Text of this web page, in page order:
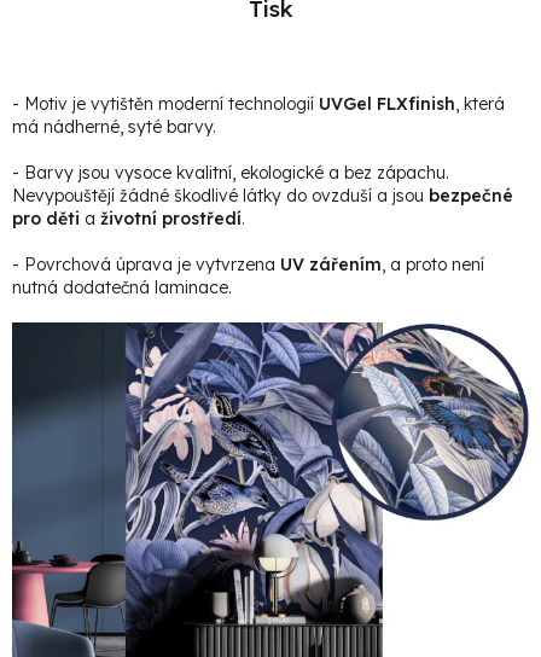
Tisk
- Motiv je vytištěn moderní technologií UVGel FLXfinish, která
má nádherné, syté barvy.
- Barvy jsou vysoce kvalitní, ekologické a bez zápachu.
Nevypouštějí žádné škodlivé látky do ovzduší a jsou bezpečné
pro děti a životní prostředí.
- Povrchová úprava je vytvrzena UV zářením, a proto není
nutná dodatečná laminace.